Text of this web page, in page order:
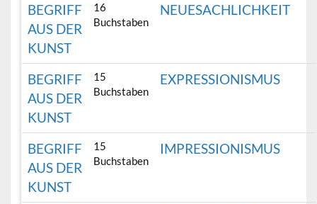
BEGRIFF
AUS DER
KUNST
16
Buchstaben
NEUESACHLICHKEIT
BEGRIFF
AUS DER
KUNST
15
Buchstaben
EXPRESSIONISMUS
BEGRIFF
AUS DER
KUNST
15
Buchstaben
IMPRESSIONISMUS